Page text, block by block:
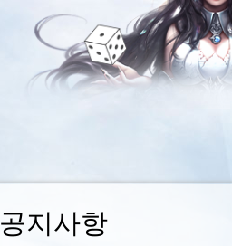
공지사항